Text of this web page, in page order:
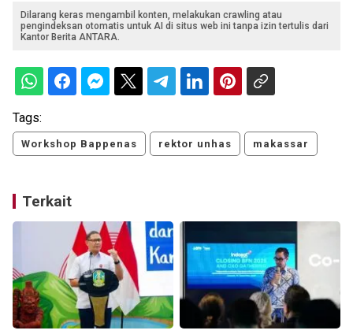
Dilarang keras mengambil konten, melakukan crawling atau
pengindeksan otomatis untuk AI di situs web ini tanpa izin tertulis dari
Kantor Berita ANTARA.
Tags:
Workshop Bappenas rektor unhas makassar
Terkait